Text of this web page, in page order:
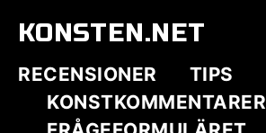
KONSTEN.NET
RECENSIONER
TIPS
KONSTKOMMENTARER